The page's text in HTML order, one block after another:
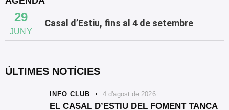
29
JUNY
Casal d’Estiu, fins al 4 de setembre
ÚLTIMES NOTÍCIES
INFO CLUB 4 d'agost de 2026
EL CASAL D’ESTIU DEL FOMENT TANCA